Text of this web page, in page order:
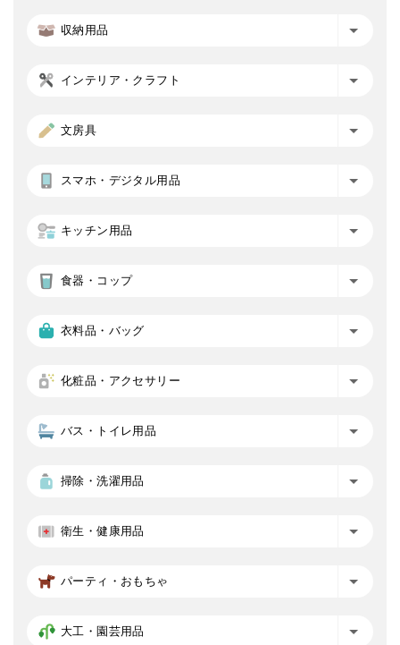
収納用品
インテリア・クラフト
文房具
スマホ・デジタル用品
キッチン用品
食器・コップ
衣料品・バッグ
化粧品・アクセサリー
バス・トイレ用品
掃除・洗濯用品
衛生・健康用品
パーティ・おもちゃ
大工・園芸用品